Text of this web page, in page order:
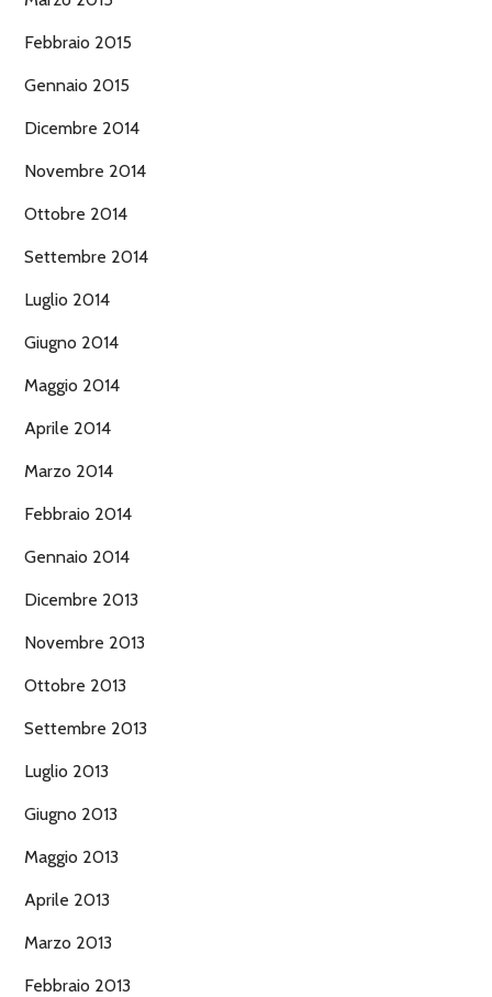
Febbraio 2015
Gennaio 2015
Dicembre 2014
Novembre 2014
Ottobre 2014
Settembre 2014
Luglio 2014
Giugno 2014
Maggio 2014
Aprile 2014
Marzo 2014
Febbraio 2014
Gennaio 2014
Dicembre 2013
Novembre 2013
Ottobre 2013
Settembre 2013
Luglio 2013
Giugno 2013
Maggio 2013
Aprile 2013
Marzo 2013
Febbraio 2013